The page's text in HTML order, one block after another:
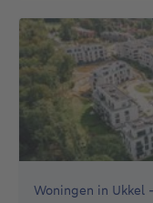
Woningen in Ukkel